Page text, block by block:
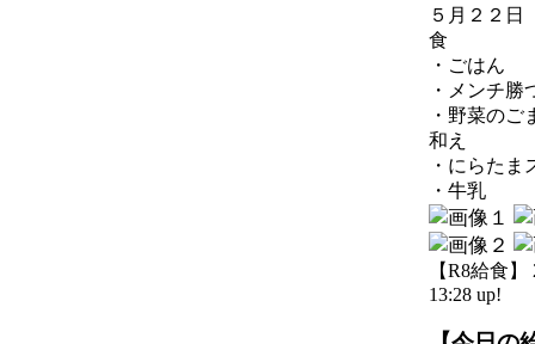
５月２２日
食
・ごはん
・メンチ勝
・野菜のご
和え
・にらたま
・牛乳
【R8給食】
13:28 up!